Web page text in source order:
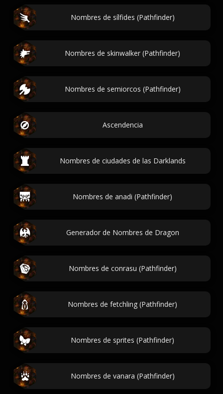
Nombres de sílfides (Pathfinder)
Nombres de skinwalker (Pathfinder)
Nombres de semiorcos (Pathfinder)
Ascendencia
Nombres de ciudades de las Darklands
Nombres de anadi (Pathfinder)
Generador de Nombres de Dragon
Nombres de conrasu (Pathfinder)
Nombres de fetchling (Pathfinder)
Nombres de sprites (Pathfinder)
Nombres de vanara (Pathfinder)